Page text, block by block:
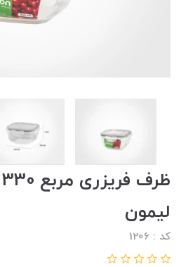
لیمون
کد : 1206